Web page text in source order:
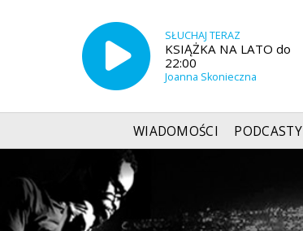
SŁUCHAJ TERAZ
KSIĄŻKA NA LATO do
22:00
Joanna Skonieczna
WIADOMOŚCI PODCASTY